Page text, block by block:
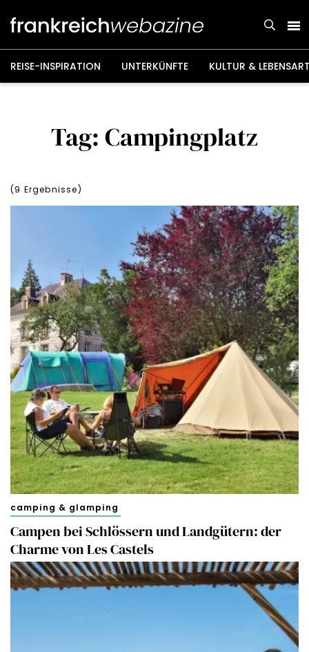
Inhalt
REISE-INSPIRATION UNTERKÜNFTE KULTUR &
Tag: Campingplatz
(9 Ergebnisse)
camping & glamping
Campen bei Schlössern und Landgütern: der
Charme von Les Castels